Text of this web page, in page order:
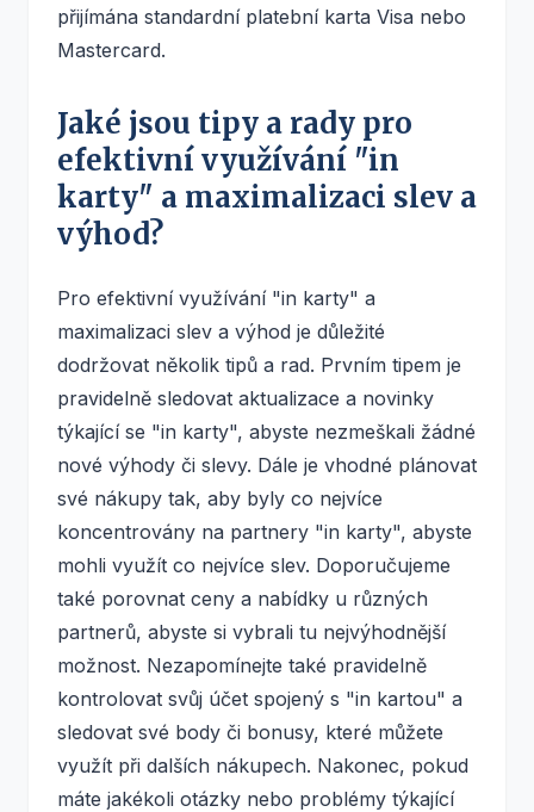
přijímána standardní platební karta Visa nebo
Mastercard.
Jaké jsou tipy a rady pro
efektivní využívání "in
karty" a maximalizaci slev a
výhod?
Pro efektivní využívání "in karty" a
maximalizaci slev a výhod je důležité
dodržovat několik tipů a rad. Prvním tipem je
pravidelně sledovat aktualizace a novinky
týkající se "in karty", abyste nezmeškali žádné
nové výhody či slevy. Dále je vhodné plánovat
své nákupy tak, aby byly co nejvíce
koncentrovány na partnery "in karty", abyste
mohli využít co nejvíce slev. Doporučujeme
také porovnat ceny a nabídky u různých
partnerů, abyste si vybrali tu nejvýhodnější
možnost. Nezapomínejte také pravidelně
kontrolovat svůj účet spojený s "in kartou" a
sledovat své body či bonusy, které můžete
využít při dalších nákupech. Nakonec, pokud
máte jakékoli otázky nebo problémy týkající